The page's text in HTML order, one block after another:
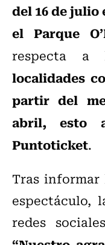
del 16 de
el Parque
respecta a
localidades
partir del
abril, esto
Puntoticket.
Tras
espectáculo,
redes